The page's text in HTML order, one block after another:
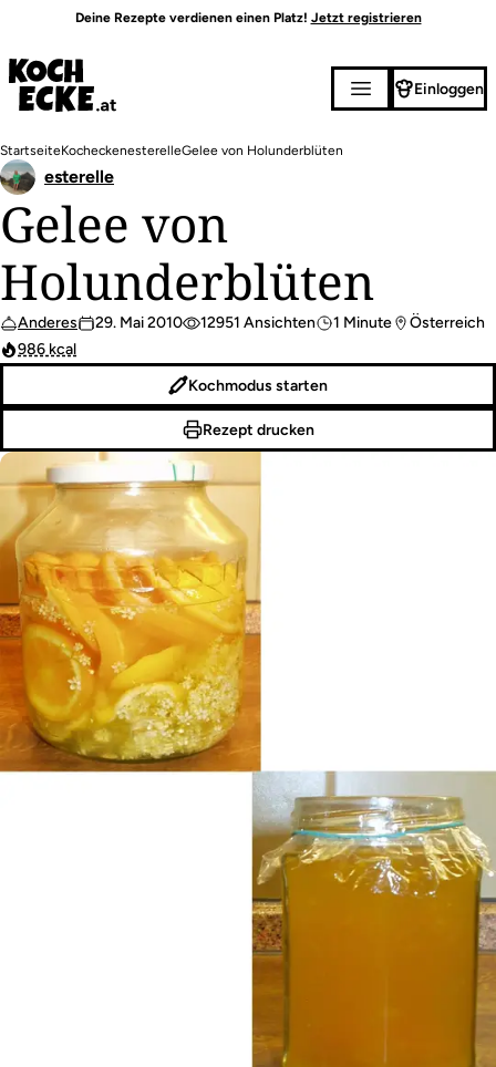
Inhalt
Deine Rezepte verdienen einen Platz! Jetzt registrieren
Einloggen
Pfadnavigation
StartseiteKocheckenesterelleGelee von Holunderblüten
Gelee von
Holunderblüten
Anderes 29. Mai 2010 12951 Ansichten 1 Minute
Österreich
986 kcal
esterelle
Kochmodus starten
Rezept drucken